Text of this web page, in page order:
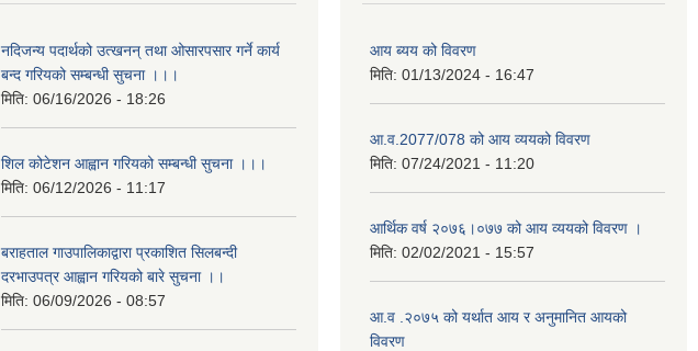
नदिजन्य पदार्थको उत्खनन् तथा ओसारपसार गर्ने कार्य
बन्द गरियको सम्बन्धी सुचना ।।।
मिति: 06/16/2026 - 18:26
शिल कोटेशन आह्वान गरियको सम्बन्धी सुचना ।।।
मिति: 06/12/2026 - 11:17
बराहताल गाउपालिकाद्वारा प्रकाशित सिलबन्दी
दरभाउपत्र आह्वान गरियको बारे सुचना ।।
मिति: 06/09/2026 - 08:57
आय ब्यय को विवरण
मिति: 01/13/2024 - 16:47
आ.व.2077/078 को आय व्ययको विवरण
मिति: 07/24/2021 - 11:20
आर्थिक वर्ष २०७६।०७७ को आय व्ययको विवरण ।
मिति: 02/02/2021 - 15:57
आ.व .२०७५ को यर्थात आय र अनुमानित आयको
विवरण